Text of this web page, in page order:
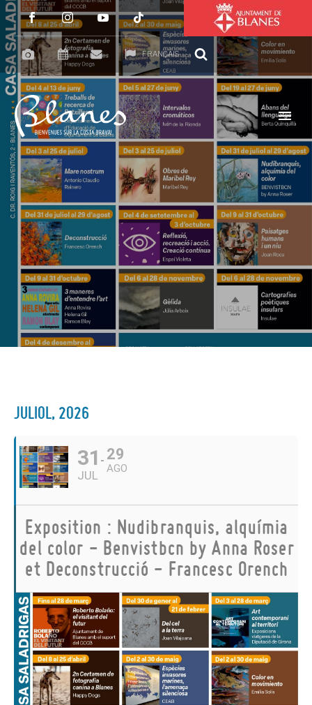
FRANÇAIS
JULIOL, 2026
31
JUL
29
AGO
Exposition : Nudibranquis, alquímia
del color - Benvistbcn by Anna Roser
et Deconstrucció - Francesc Orench